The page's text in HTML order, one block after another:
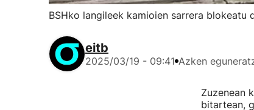
BSHko langileek kamioien sarrera blokeatu
eitb
2025/03/19 - 09:41 Azken
Zuzenean
bitartean,